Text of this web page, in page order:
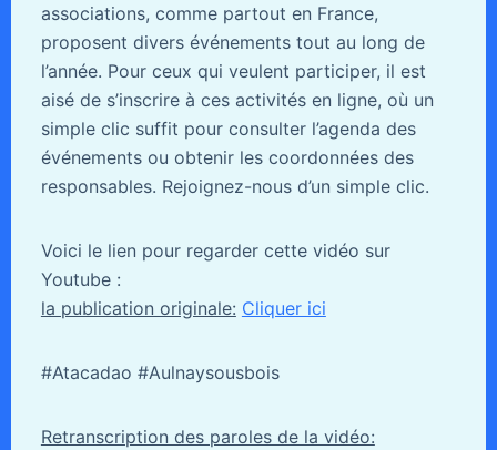
associations, comme partout en France,
proposent divers événements tout au long de
l’année. Pour ceux qui veulent participer, il est
aisé de s’inscrire à ces activités en ligne, où un
simple clic suffit pour consulter l’agenda des
événements ou obtenir les coordonnées des
responsables. Rejoignez-nous d’un simple clic.
Voici le lien pour regarder cette vidéo sur
Youtube :
la publication originale: Cliquer ici
#Atacadao #Aulnaysousbois
Retranscription des paroles de la vidéo: